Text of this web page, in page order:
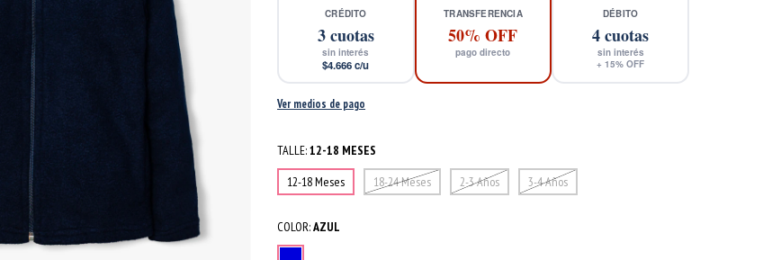
CRÉDITO
3cuotas
sin interés
$4.666c/u
TRANSFERENCIA
50% OFF
pago directo
DÉBITO
4cuotas
sin interés
+15% OFF
Ver medios de pago
TALLE:12-18 MESES
12-18 Meses
18-24 Meses 2-3 Años 3-4 Años
COLOR:AZUL